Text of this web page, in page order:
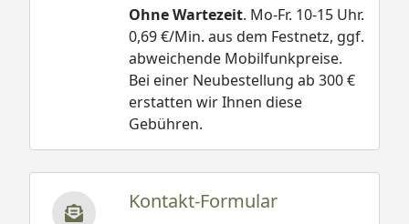
Ohne Wartezeit. Mo-Fr. 10-15 Uhr.
0,69 €/Min. aus dem Festnetz, ggf.
abweichende Mobilfunkpreise.
Bei einer Neubestellung ab 300 €
erstatten wir Ihnen diese
Gebühren.
Kontakt-Formular